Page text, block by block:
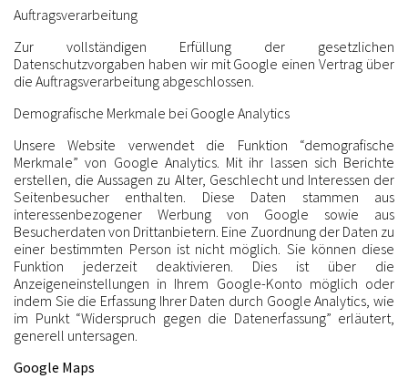
Auftragsverarbeitung
Zur vollständigen Erfüllung der gesetzlichen
Datenschutzvorgaben haben wir mit Google einen Vertrag über
die Auftragsverarbeitung abgeschlossen.
Demografische Merkmale bei Google Analytics
Unsere Website verwendet die Funktion “demografische
Merkmale” von Google Analytics. Mit ihr lassen sich Berichte
erstellen, die Aussagen zu Alter, Geschlecht und Interessen der
Seitenbesucher enthalten. Diese Daten stammen aus
interessenbezogener Werbung von Google sowie aus
Besucherdaten von Drittanbietern. Eine Zuordnung der Daten zu
einer bestimmten Person ist nicht möglich. Sie können diese
Funktion jederzeit deaktivieren. Dies ist über die
Anzeigeneinstellungen in Ihrem Google-Konto möglich oder
indem Sie die Erfassung Ihrer Daten durch Google Analytics, wie
im Punkt “Widerspruch gegen die Datenerfassung” erläutert,
generell untersagen.
Google Maps